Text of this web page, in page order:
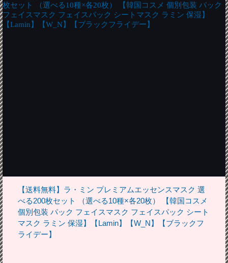
【送料無料】ラ・ミン プレミアムエッセンスマスク 選
べる200枚セット （選べる10種×各20枚） 【韓国コスメ
個別包装 パック フェイスマスク フェイスパック シート
マスク ラミン 保湿】【Lamin】【W_N】【ブラックフ
ライデー】